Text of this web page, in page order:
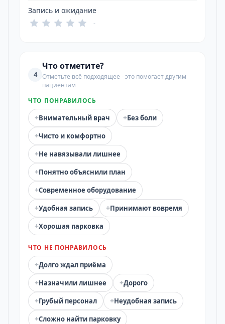
Запись и ожидание
-
4
Что отметите?
Отметьте всё подходящее - это помогает другим
пациентам
ЧТО ПОНРАВИЛОСЬ
+Внимательный врач +Без боли
+Чисто и комфортно
+Не навязывали лишнее
+Понятно объяснили план
+Современное оборудование
+Удобная запись +Принимают вовремя
+Хорошая парковка
ЧТО НЕ ПОНРАВИЛОСЬ
+Долго ждал приёма
+Назначили лишнее +Дорого
+Грубый персонал +Неудобная запись
+Сложно найти парковку